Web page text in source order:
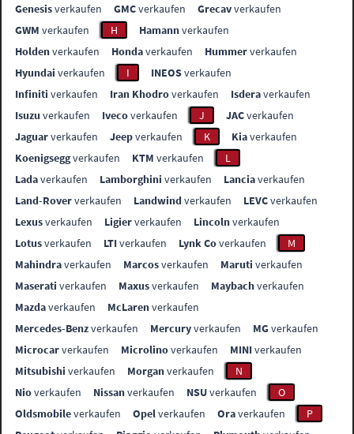
Genesisverkaufen GMCverkaufen Grecavverkaufen
GWM verkaufen H Hamannverkaufen
Holdenverkaufen Hondaverkaufen Hummerverkaufen
Hyundai verkaufen I INEOSverkaufen
Infiniti verkaufen Iran Khodroverkaufen Isderaverkaufen
Isuzu verkaufen Ivecoverkaufen J JACverkaufen
Jaguarverkaufen Jeepverkaufen K Kiaverkaufen
Koenigseggverkaufen KTM verkaufen
L
Ladaverkaufen Lamborghini verkaufen Lanciaverkaufen
Land-Roververkaufen Landwindverkaufen LEVCverkaufen
Lexusverkaufen Ligierverkaufen Lincolnverkaufen
Lotusverkaufen LTIverkaufen Lynk Coverkaufen
M
Mahindraverkaufen Marcosverkaufen Maruti verkaufen
Maserati verkaufen Maxusverkaufen Maybachverkaufen
Mazdaverkaufen McLarenverkaufen
Mercedes-Benzverkaufen Mercuryverkaufen MGverkaufen
Microcarverkaufen Microlinoverkaufen MINIverkaufen
Mitsubishi verkaufen Morganverkaufen
N
Nioverkaufen Nissanverkaufen NSUverkaufen
O
Oldsmobileverkaufen Opelverkaufen Oraverkaufen
P